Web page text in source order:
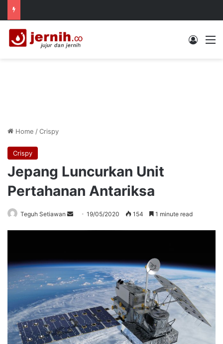
Log In
Home /Crispy
Crispy
Jepang Luncurkan Unit
Pertahanan Antariksa
Teguh Setiawan
Send19/05/2020 154 1 minute read